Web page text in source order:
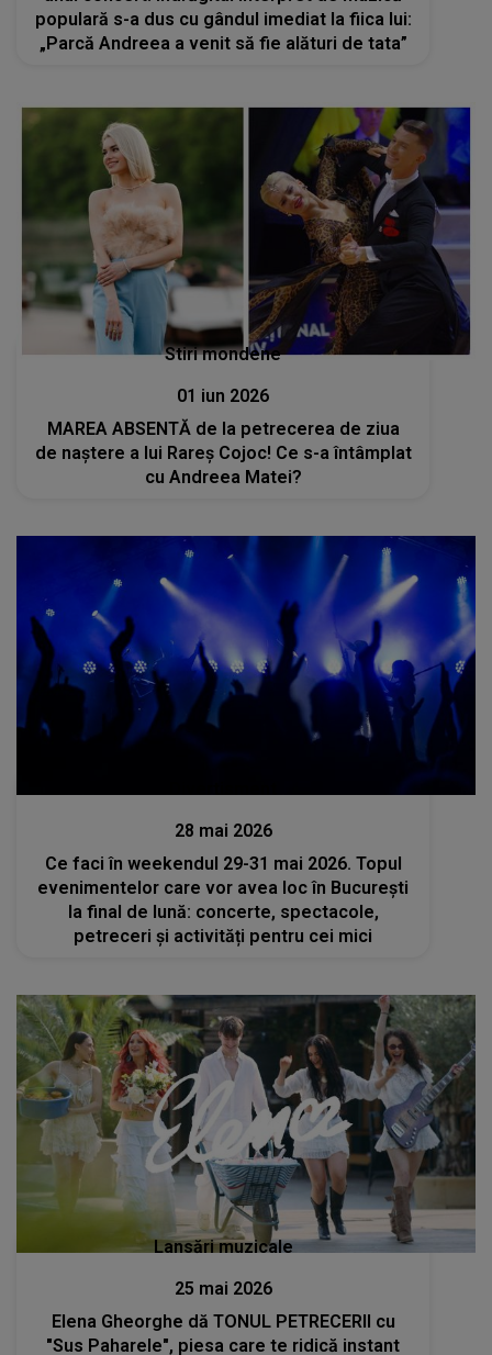
populară s-a dus cu gândul imediat la fiica lui:
„Parcă Andreea a venit să fie alături de tata”
Stiri mondene
01 iun 2026
MAREA ABSENTĂ de la petrecerea de ziua
de naștere a lui Rareș Cojoc! Ce s-a întâmplat
cu Andreea Matei?
28 mai 2026
Ce faci în weekendul 29-31 mai 2026. Topul
evenimentelor care vor avea loc în București
la final de lună: concerte, spectacole,
petreceri și activități pentru cei mici
Lansări muzicale
25 mai 2026
Elena Gheorghe dă TONUL PETRECERII cu
"Sus Paharele", piesa care te ridică instant